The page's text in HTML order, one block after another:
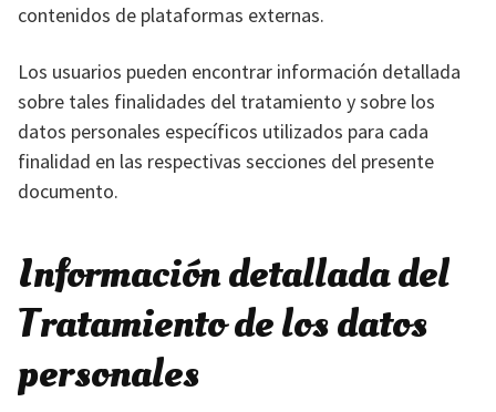
contenidos de plataformas externas.
Los usuarios pueden encontrar información detallada
sobre tales finalidades del tratamiento y sobre los
datos personales específicos utilizados para cada
finalidad en las respectivas secciones del presente
documento.
Información detallada del
Tratamiento de los datos
personales